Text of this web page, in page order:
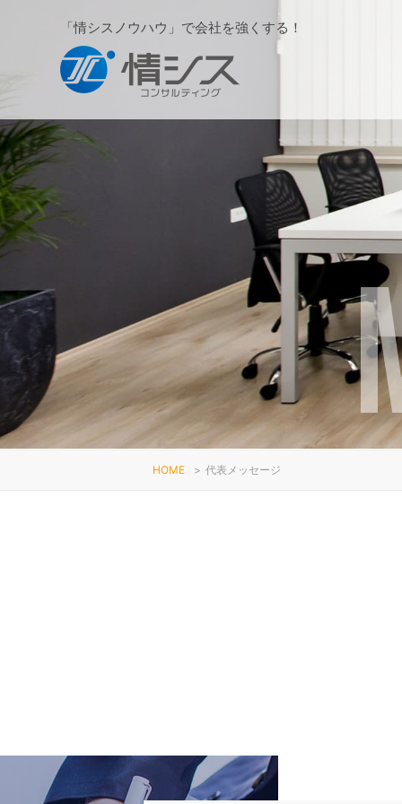
「情シスノウハウ」で会社を強くする！
HOME > 代表メッセージ